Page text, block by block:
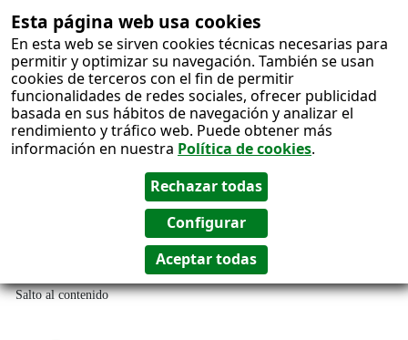
Esta página web usa cookies
En esta web se sirven cookies técnicas necesarias para
permitir y optimizar su navegación. También se usan
cookies de terceros con el fin de permitir
funcionalidades de redes sociales, ofrecer publicidad
basada en sus hábitos de navegación y analizar el
rendimiento y tráfico web. Puede obtener más
información en nuestra Política de cookies.
Salto al contenido